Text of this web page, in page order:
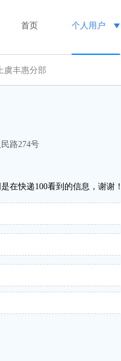
首页 个人用户
虞丰惠分部
路274号
在快递100看到的信息，谢谢！